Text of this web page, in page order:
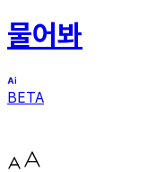
물어봐
BETA